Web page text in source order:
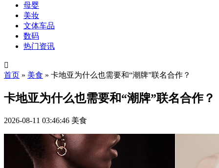
母婴
美妆
文体车品
数码
热门资讯

首页 » 美食 » 卡地亚为什么也需要和“潮牌”联名合作？
卡地亚为什么也需要和“潮牌”联名合作？
2026-08-11 03:46:46 美食